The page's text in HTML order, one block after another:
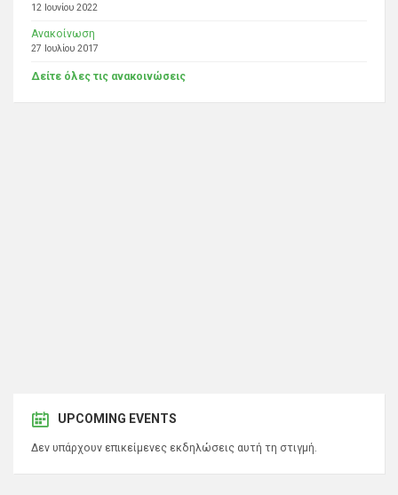
12 Ιουνίου 2022
Ανακοίνωση
27 Ιουλίου 2017
Δείτε όλες τις ανακοινώσεις
UPCOMING EVENTS
Δεν υπάρχουν επικείμενες εκδηλώσεις αυτή τη στιγμή.